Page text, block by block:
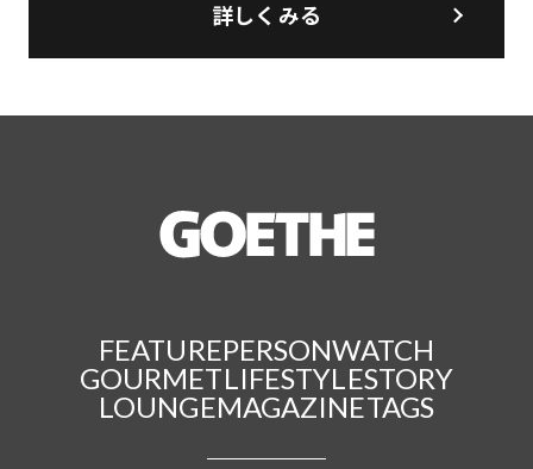
詳しくみる
FEATUREPERSONWATCH
GOURMETLIFESTYLESTORY
LOUNGEMAGAZINETAGS